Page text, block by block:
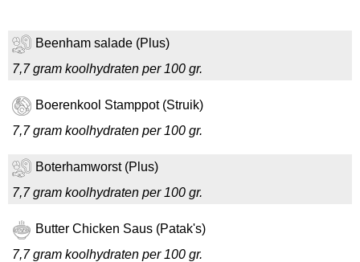
Beenham salade (Plus)
7,7 gram koolhydraten per 100 gr.
Boerenkool Stamppot (Struik)
7,7 gram koolhydraten per 100 gr.
Boterhamworst (Plus)
7,7 gram koolhydraten per 100 gr.
Butter Chicken Saus (Patak's)
7,7 gram koolhydraten per 100 gr.